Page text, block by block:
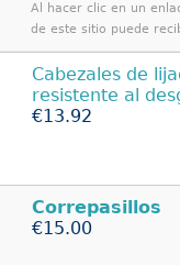
Al hacer clic en un
de este sitio puede
Cabezales de
resistente al
€13.92
Correpasillos
€15.00